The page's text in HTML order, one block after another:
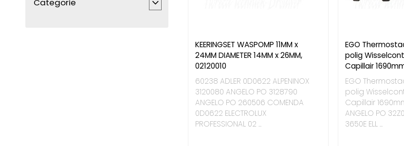
Categorie
KEERINGSET WASPOMP 11MM x
24MM DIAMETER 14MM x 26MM,
02120010
60238 ADLER 0D0622 ALPENINOX
3120080 ANGELO PO 3128790
ANGELO PO 260506 COMENDA
0D0622 ELECTROLUX
PROFESSIONAL 02 ...
EGO
polig
Capillair
EGO
polig
Capillair
ANGELO PO
3650E ELL ...